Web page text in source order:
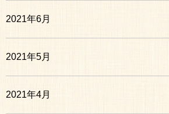
2021年6月
2021年5月
2021年4月